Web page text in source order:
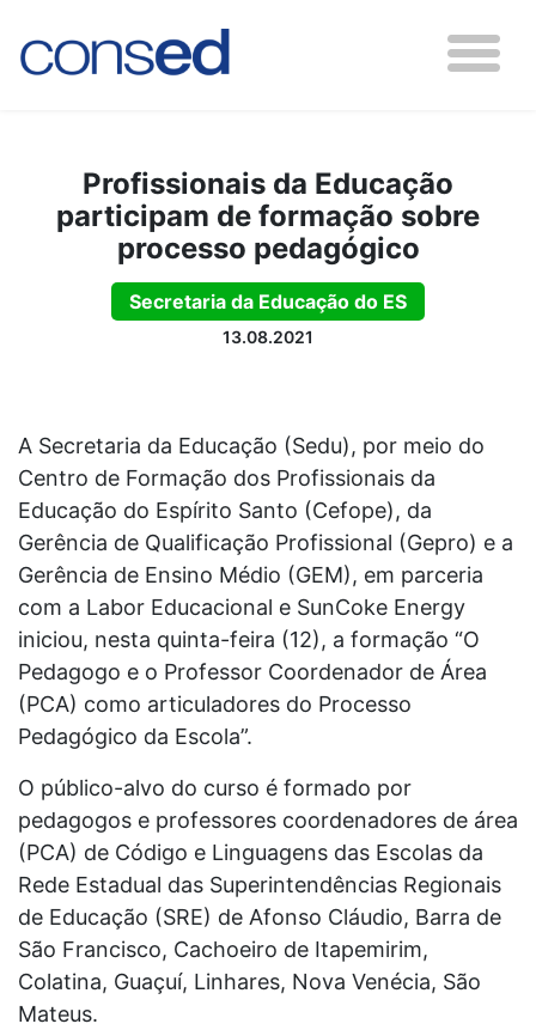
Profissionais da Educação
participam de formação sobre
processo pedagógico
Secretaria da Educação do ES
13.08.2021
A Secretaria da Educação (Sedu), por meio do
Centro de Formação dos Profissionais da
Educação do Espírito Santo (Cefope), da
Gerência de Qualificação Profissional (Gepro) e a
Gerência de Ensino Médio (GEM), em parceria
com a Labor Educacional e SunCoke Energy
iniciou, nesta quinta-feira (12), a formação “O
Pedagogo e o Professor Coordenador de Área
(PCA) como articuladores do Processo
Pedagógico da Escola”.
O público-alvo do curso é formado por
pedagogos e professores coordenadores de área
(PCA) de Código e Linguagens das Escolas da
Rede Estadual das Superintendências Regionais
de Educação (SRE) de Afonso Cláudio, Barra de
São Francisco, Cachoeiro de Itapemirim,
Colatina, Guaçuí, Linhares, Nova Venécia, São
Mateus.